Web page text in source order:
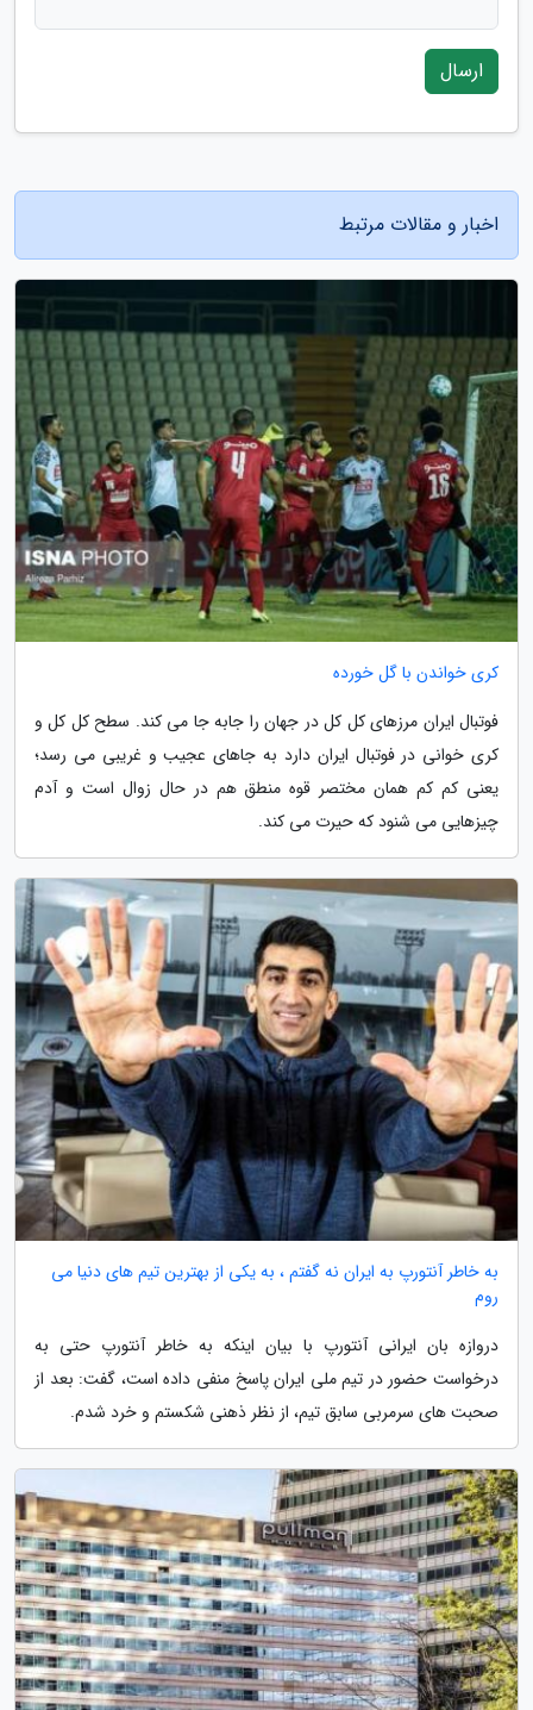
ارسال
اخبار و مقالات مرتبط
کری خواندن با گل خورده
فوتبال ایران مرزهای کل کل در جهان را جابه جا می کند. سطح کل کل و
کری خوانی در فوتبال ایران دارد به جاهای عجیب و غریبی می رسد؛
یعنی کم کم همان مختصر قوه منطق هم در حال زوال است و آدم
چیزهایی می شنود که حیرت می کند.
به خاطر آنتورپ به ایران نه گفتم ، به یکی از بهترین تیم های دنیا می
روم
دروازه بان ایرانی آنتورپ با بیان اینکه به خاطر آنتورپ حتی به
درخواست حضور در تیم ملی ایران پاسخ منفی داده است، گفت: بعد از
صحبت های سرمربی سابق تیم، از نظر ذهنی شکستم و خرد شدم.